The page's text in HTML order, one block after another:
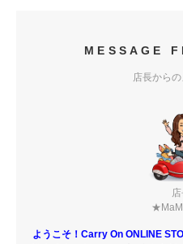
MESSAGE
店長から
ようこそ！Carry On ONLINE